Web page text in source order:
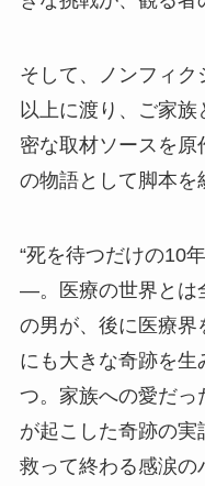
そして、ノンフィク
以上に渡り、ご家
密な取材ソースを原
の物語として脚本を
“死を待つだけの10
―。医療の世界とは
の男が、後に医療界
にも大きな奇跡を生
つ。家族への愛だ
が起こした奇跡の実
救って終わる感涙